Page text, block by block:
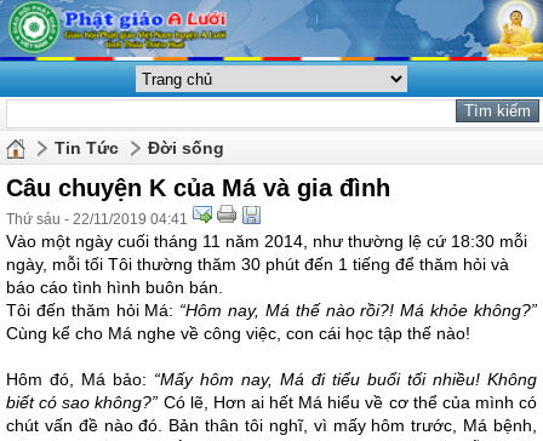
Tin Tức Đời sống
Câu chuyện K của Má và gia đình
Thứ sáu - 22/11/2019 04:41
Vào một ngày cuối tháng 11 năm 2014, như thường lệ cứ 18:30 mỗi
ngày, mỗi tối Tôi thường thăm 30 phút đến 1 tiếng để thăm hỏi và
báo cáo tình hình buôn bán.
Tôi đến thăm hỏi Má: “Hôm nay, Má thế nào rồi?! Má khỏe không?”
Cùng kể cho Má nghe về công việc, con cái học tập thế nào!
Hôm đó, Má bảo: “Mấy hôm nay, Má đi tiểu buổi tối nhiều! Không
biết có sao không?” Có lẽ, Hơn ai hết Má hiểu về cơ thể của mình có
chút vấn đề nào đó. Bản thân tôi nghĩ, vì mấy hôm trước, Má bệnh,